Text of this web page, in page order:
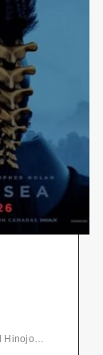
Cineteca "Alejandra Rangel Hinojosa" - Centro de las Artes | CONARTE